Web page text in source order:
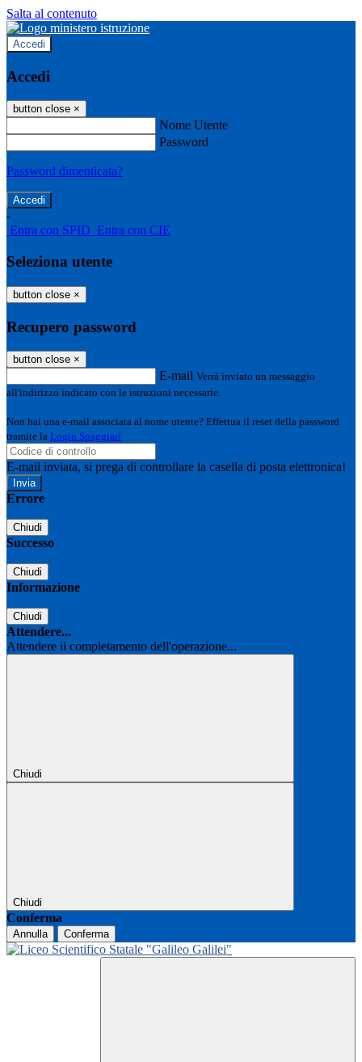
Salta al contenuto
Accedi
Accedi
button close ×
Nome Utente
Password
Password dimenticata?
-
Entra con SPID Entra con CIE
Seleziona utente
button close ×
Recupero password
button close ×
E-mail Verrà inviato un messaggio
all'indirizzo indicato con le istruzioni necessarie.
Non hai una e-mail associata al nome utente? Effettua il reset della password
tramite la Login Spaggiari
E-mail inviata, si prega di controllare la casella di posta elettronica!
Errore
Chiudi
Successo
Chiudi
Informazione
Chiudi
Attendere...
Attendere il completamento dell'operazione...
Chiudi
Chiudi
Conferma
Annulla Conferma